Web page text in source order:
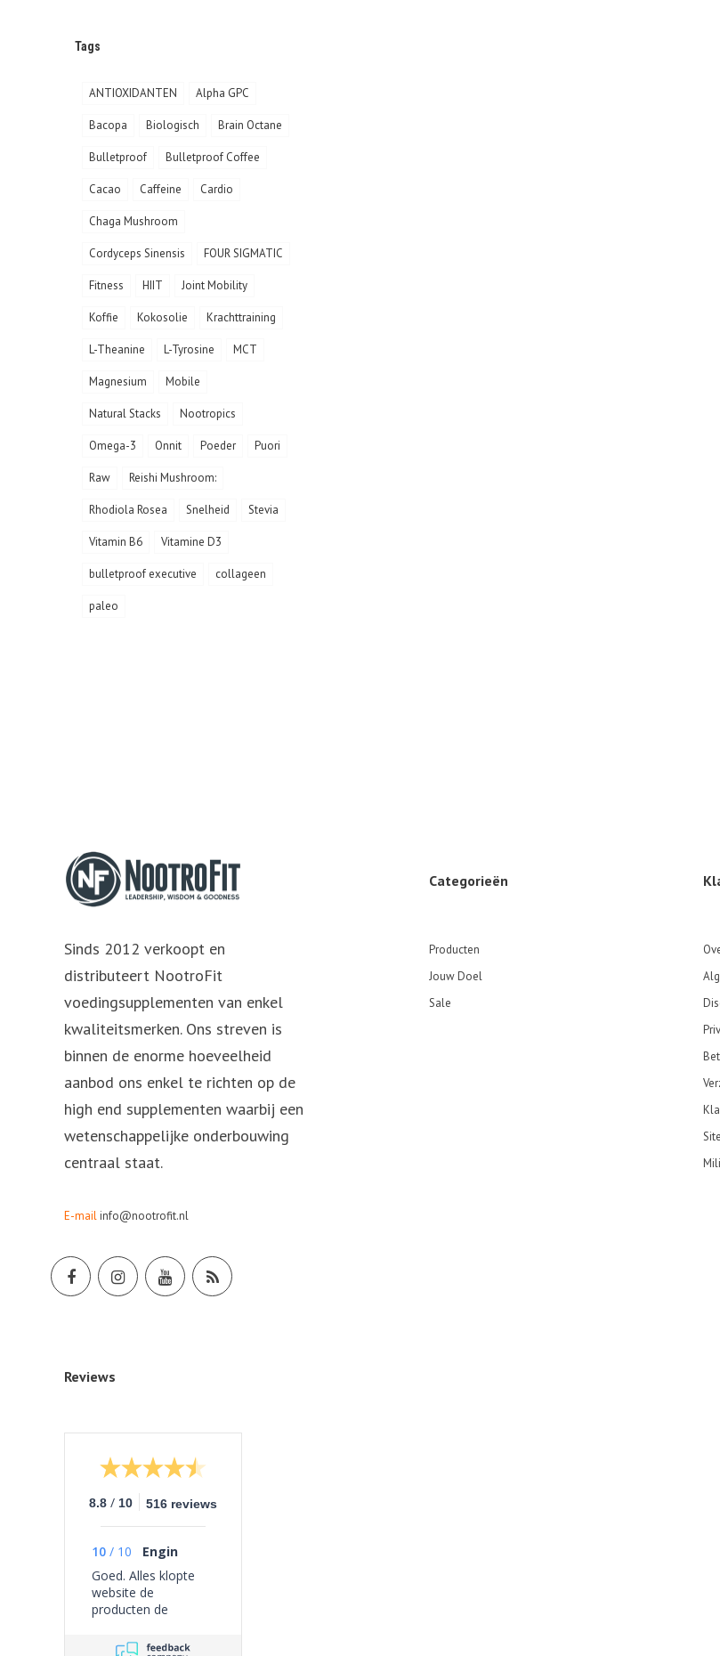
Tags
ANTIOXIDANTEN Alpha GPC
Bacopa Biologisch Brain Octane
Bulletproof Bulletproof Coffee
Cacao Caffeine Cardio
Chaga Mushroom
Cordyceps Sinensis FOUR SIGMATIC
Fitness HIIT Joint Mobility
Koffie Kokosolie Krachttraining
L-Theanine L-Tyrosine MCT
Magnesium Mobile
Natural Stacks Nootropics
Omega-3 Onnit Poeder Puori
Raw Reishi Mushroom:
Rhodiola Rosea Snelheid Stevia
Vitamin B6 Vitamine D3
bulletproof executive collageen
paleo
Sinds 2012 verkoopt en
distributeert NootroFit
voedingsupplementen van enkel
kwaliteitsmerken. Ons streven is
binnen de enorme hoeveelheid
aanbod ons enkel te richten op de
high end supplementen waarbij een
wetenschappelijke onderbouwing
centraal staat.
E-mailinfo@nootrofit.nl
Categorieën
Producten
Jouw Doel
Sale
Reviews
8.8 / 10 516 reviews
10 / 10
Engin
Goed. Alles klopte
website de
producten de
problemen ervaren.